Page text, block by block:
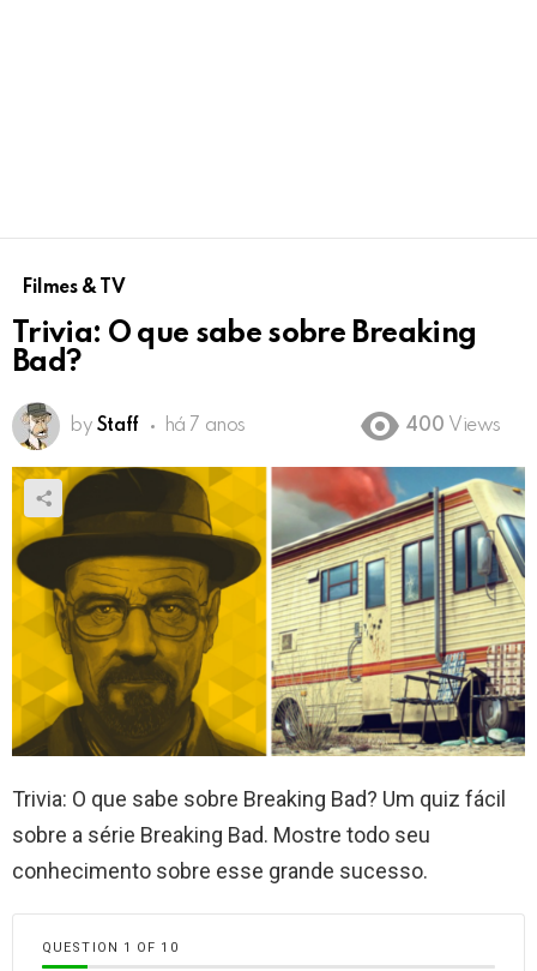
Filmes & TV
Trivia: O que sabe sobre Breaking
Bad?
by Staff há 7 anos 400 Views
Trivia: O que sabe sobre Breaking Bad? Um quiz fácil
sobre a série Breaking Bad. Mostre todo seu
conhecimento sobre esse grande sucesso.
QUESTION OF 10